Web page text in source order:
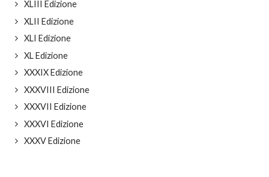
XLIII Edizione
XLII Edizione
XLI Edizione
XL Edizione
XXXIX Edizione
XXXVIII Edizione
XXXVII Edizione
XXXVI Edizione
XXXV Edizione